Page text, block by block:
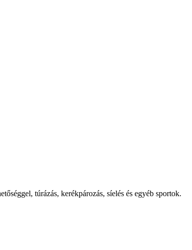
túrázás, kerékpározás, síelés és egyéb sportok.